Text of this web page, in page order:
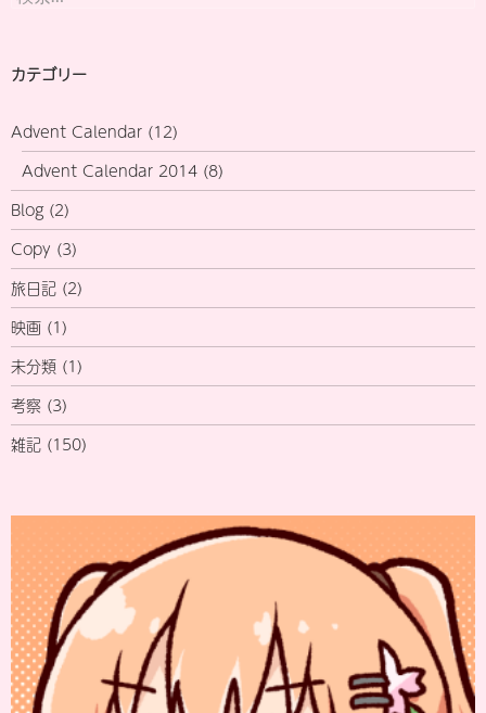
索:
カテゴリー
Advent Calendar (12)
Advent Calendar 2014 (8)
Blog (2)
Copy (3)
旅日記 (2)
映画 (1)
未分類 (1)
考察 (3)
雑記 (150)